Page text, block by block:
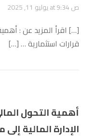
يوليو 11, 2025 at 9:34 ص
[…] اقرأ المزيد عن :
قرارات استثمارية … […]
الإدارة المالية